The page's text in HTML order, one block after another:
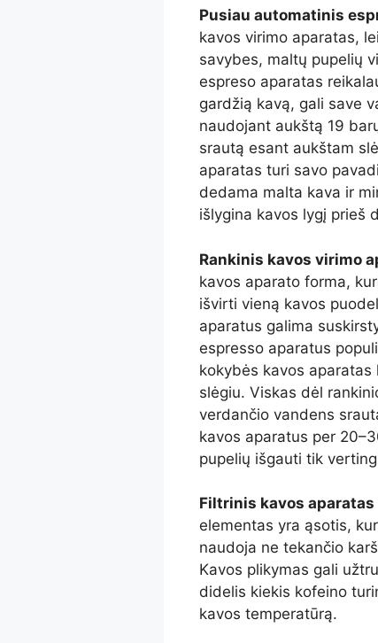
Pusiau automatinis
kavos virimo aparatas,
savybes, maltų pupelių
espreso aparatas
gardžią kavą, gali save
naudojant aukštą 19
srautą esant aukštam
aparatas turi savo
dedama malta kava ir
išlygina kavos lygį prieš
Rankinis kavos virimo
kavos aparato forma,
išvirti vieną kavos
aparatus galima
espresso aparatus
kokybės kavos
slėgiu. Viskas dėl
verdančio vandens
kavos aparatus per
pupelių išgauti tik
Filtrinis kavos aparatas
elementas yra ąsotis,
naudoja ne tekančio
Kavos plikymas gali
didelis kiekis kofeino
kavos temperatūrą.